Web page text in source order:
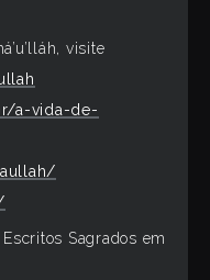
visite
a-vida-de-
Sagrados em